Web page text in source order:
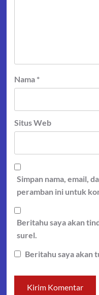
Nama *
Situs Web
Simpan nama, email,
peramban ini untuk
Beritahu saya akan
surel.
Beritahu saya akan